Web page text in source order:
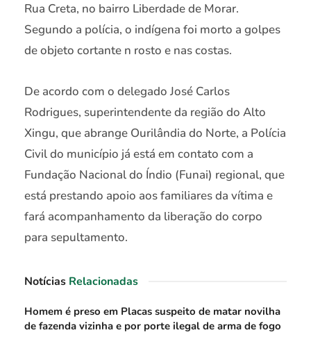
Rua Creta, no bairro Liberdade de Morar.
Segundo a polícia, o indígena foi morto a golpes
de objeto cortante n rosto e nas costas.
De acordo com o delegado José Carlos
Rodrigues, superintendente da região do Alto
Xingu, que abrange Ourilândia do Norte, a Polícia
Civil do município já está em contato com a
Fundação Nacional do Índio (Funai) regional, que
está prestando apoio aos familiares da vítima e
fará acompanhamento da liberação do corpo
para sepultamento.
Notícias Relacionadas
Homem é preso em Placas suspeito de matar novilha
de fazenda vizinha e por porte ilegal de arma de fogo